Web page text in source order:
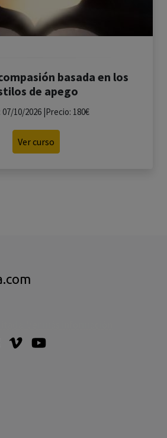
basada en los
de apego
07/10/2026 |Precio: 180€
Ver curso